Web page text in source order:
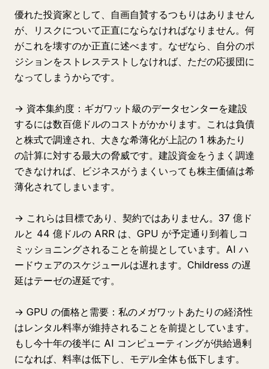
優れた投資家として、自画自賛するつもりはありません
が、リスクについて正直にならなければなりません。何
がこれを壊すのか正直に述べます。なぜなら、自分のポ
ジションをストレステストしなければ、ただの応援団に
なってしまうからです。
→ 資本集約度：ギガワット級のデータセンターを建設
するには数百億ドルのコストがかかります。これは負債
と株式で調達され、大きな希薄化が上記の 1 株あたり
の計算に対する最大の脅威です。建設資金をうまく調達
できなければ、ビジネスがうまくいっても株主価値は希
薄化されてしまいます。
→ これらは目標であり、契約ではありません。37 億ド
ルと 44 億ドルの ARR は、GPU が予定通り到着しコ
ミッショニングされることを前提としています。AI ハ
ードウェアのスケジュールは遅れます。Childress の遅
延はテーゼの遅延です。
→ GPU の価格と需要：私のメガワットあたりの経済性
はレンタル料率が維持されることを前提としています。
もし今十年の後半に AI コンピューティングが供給過剰
になれば、料率は低下し、モデル全体も低下します。